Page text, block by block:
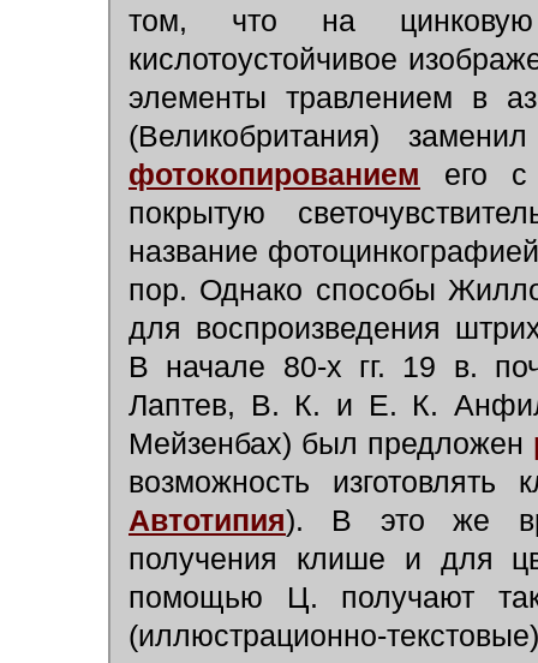
том, что на цинковую
кислотоустойчивое
элементы травлением в
(Великобритания)
фотокопированием его с
покрытую
название
пор. Однако способы
для воспроизведения
В начале 80-х гг. 19 в.
Лаптев, В. К. и Е. К.
Мейзенбах) был предложен
возможность
Автотипия). В это же
получения клише и для
помощью Ц. получают
(иллюстрационно-